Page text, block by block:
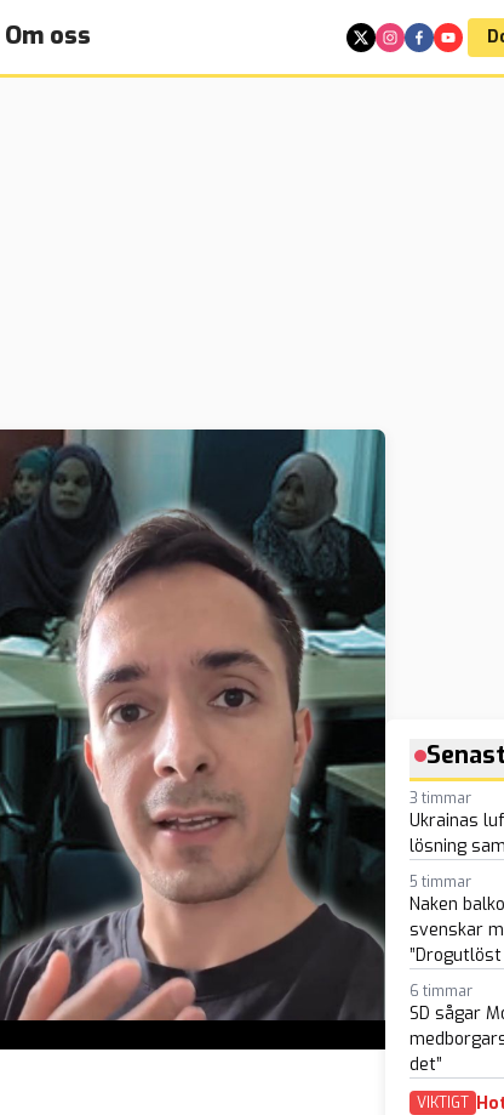
Om oss
3 timmar
Ukrainas
lösning
5 timmar
Naken
svenskar
6 timmar
SD sågar
det”
VIKTIGT